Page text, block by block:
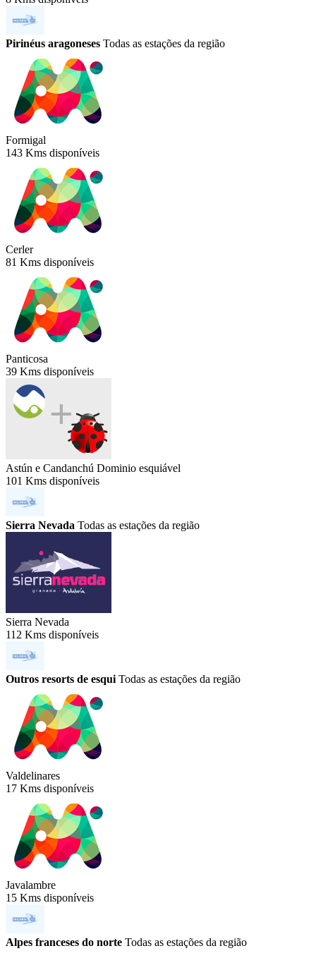
Pirinéus aragoneses Todas as estações da região
Formigal
143 Kms disponíveis
Cerler
81 Kms disponíveis
Panticosa
39 Kms disponíveis
Astún e Candanchú Dominio esquiável
101 Kms disponíveis
Sierra Nevada Todas as estações da região
Sierra Nevada
112 Kms disponíveis
Outros resorts de esqui Todas as estações da região
Valdelinares
17 Kms disponíveis
Javalambre
15 Kms disponíveis
Alpes franceses do norte Todas as estações da região